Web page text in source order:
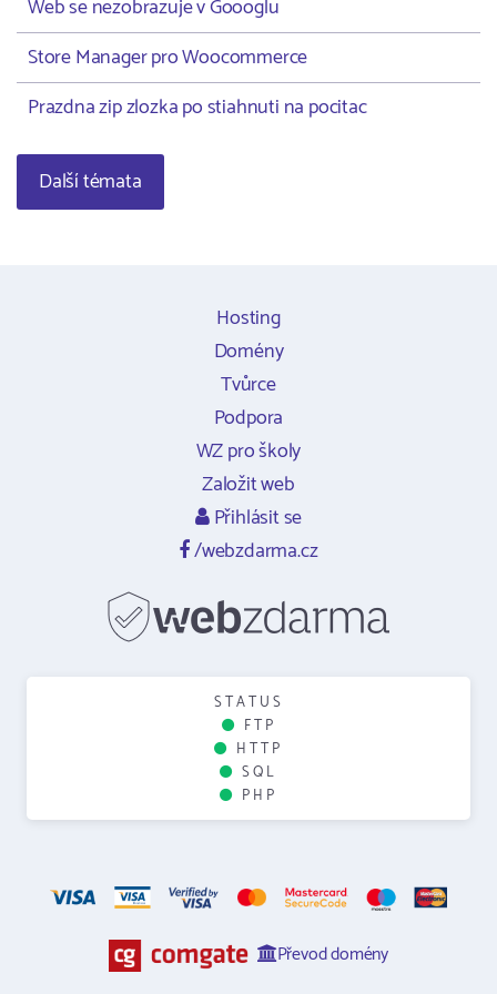
Web se nezobrazuje v Goooglu
Store Manager pro Woocommerce
Prazdna zip zlozka po stiahnuti na pocitac
Další témata
Hosting
Domény
Tvůrce
Podpora
WZ pro školy
Založit web
Přihlásit se
/webzdarma.cz
STATUS
FTP
HTTP
SQL
PHP
Převod domény